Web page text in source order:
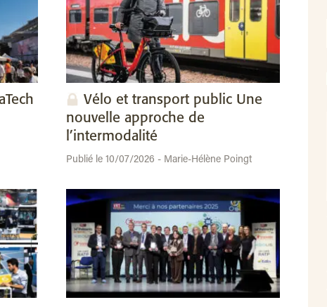
Vélo et transport public Une
nouvelle approche de
l’intermodalité
Publié le 10/07/2026 - Marie-Hélène Poingt